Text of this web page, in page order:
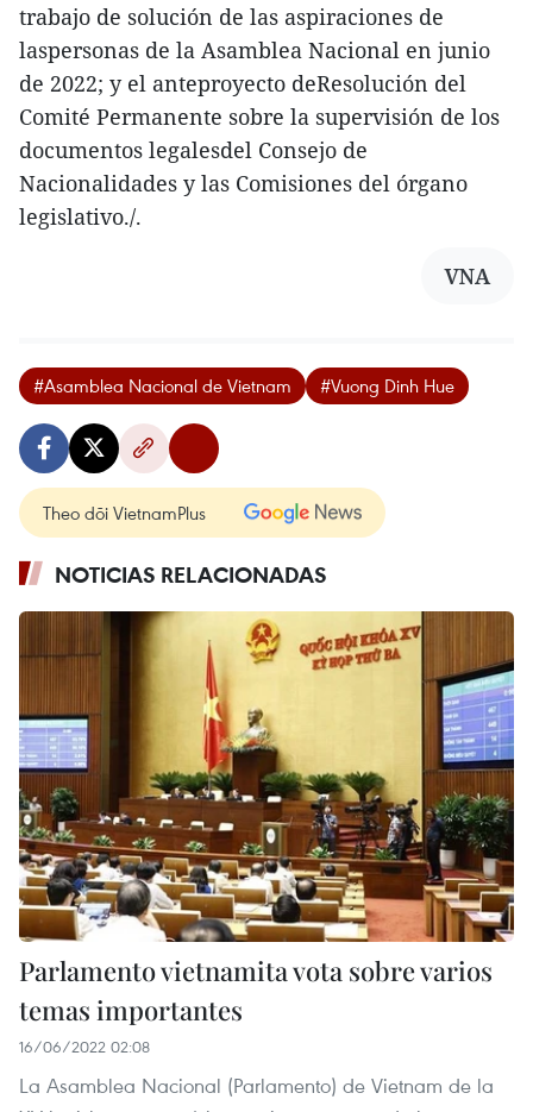
trabajo de solución de las aspiraciones de
laspersonas de la Asamblea Nacional en junio
de 2022; y el anteproyecto deResolución del
Comité Permanente sobre la supervisión de los
documentos legalesdel Consejo de
Nacionalidades y las Comisiones del órgano
legislativo./.
VNA
#Asamblea Nacional de Vietnam #Vuong Dinh Hue
Theo dõi VietnamPlus
NOTICIAS RELACIONADAS
Parlamento vietnamita vota sobre varios
temas importantes
16/06/2022 02:08
La Asamblea Nacional (Parlamento) de Vietnam de la